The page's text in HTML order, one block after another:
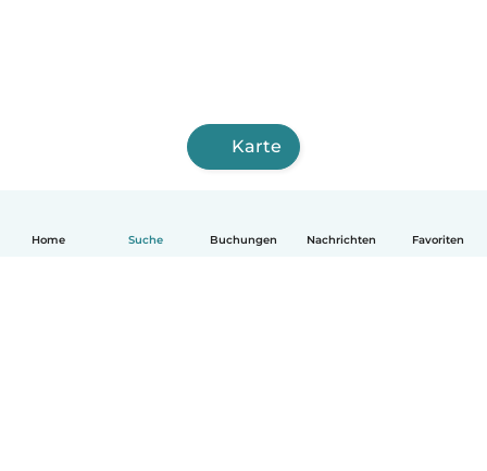
Home Suche Buchungen Nachrichten Favoriten
Karte